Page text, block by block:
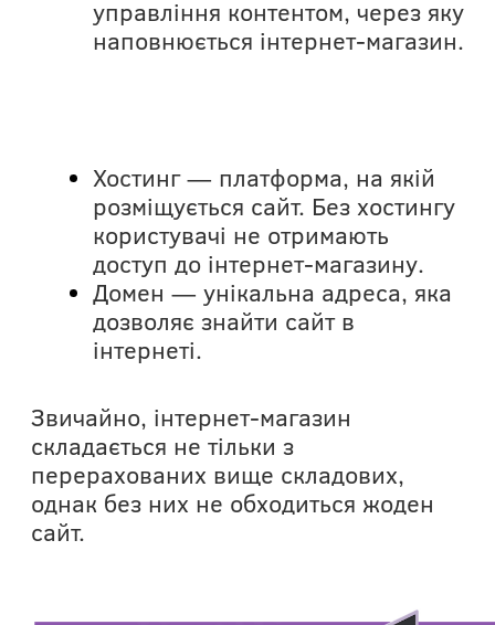
управління контентом, через яку
наповнюється інтернет-магазин.
Хостинг — платформа, на якій
розміщується сайт. Без хостингу
користувачі не отримають
доступ до інтернет-магазину.
Домен — унікальна адреса, яка
дозволяє знайти сайт в
інтернеті.
Звичайно, інтернет-магазин
складається не тільки з
перерахованих вище складових,
однак без них не обходиться жоден
сайт.